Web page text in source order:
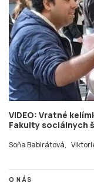
VIDEO: Vratné
Fakulty sociálnych
Soňa Babirátová,
O NÁS